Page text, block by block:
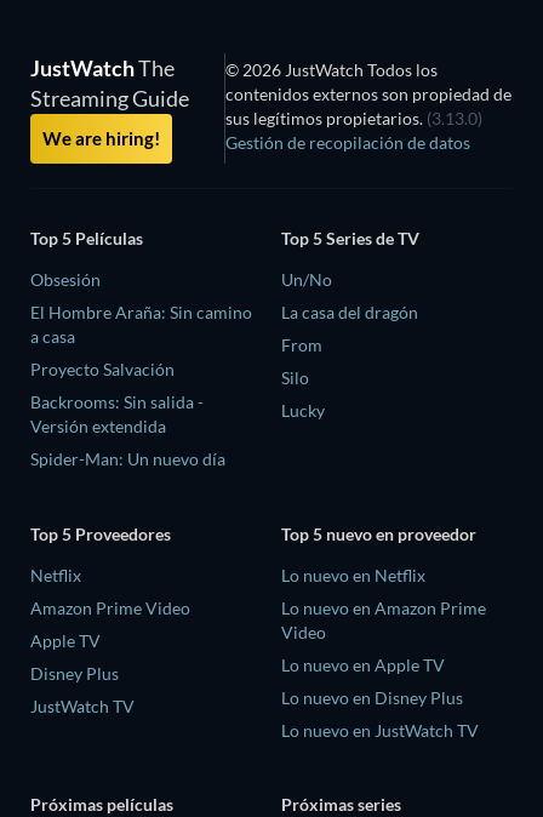
JustWatchThe
Streaming Guide
We are hiring!
© 2026 JustWatch Todos los
contenidos externos son propiedad de
sus legítimos propietarios. (3.13.0)
Gestión de recopilación de datos
Top 5 Películas
Obsesión
El Hombre Araña: Sin camino
a casa
Proyecto Salvación
Backrooms: Sin salida -
Versión extendida
Spider-Man: Un nuevo día
Top 5 Series de TV
Un/No
La casa del dragón
From
Silo
Lucky
Top 5 Proveedores
Netflix
Amazon Prime Video
Apple TV
Disney Plus
JustWatch TV
Top 5 nuevo en proveedor
Lo nuevo en Netflix
Lo nuevo en Amazon Prime
Video
Lo nuevo en Apple TV
Lo nuevo en Disney Plus
Lo nuevo en JustWatch TV
Próximas películas Próximas series